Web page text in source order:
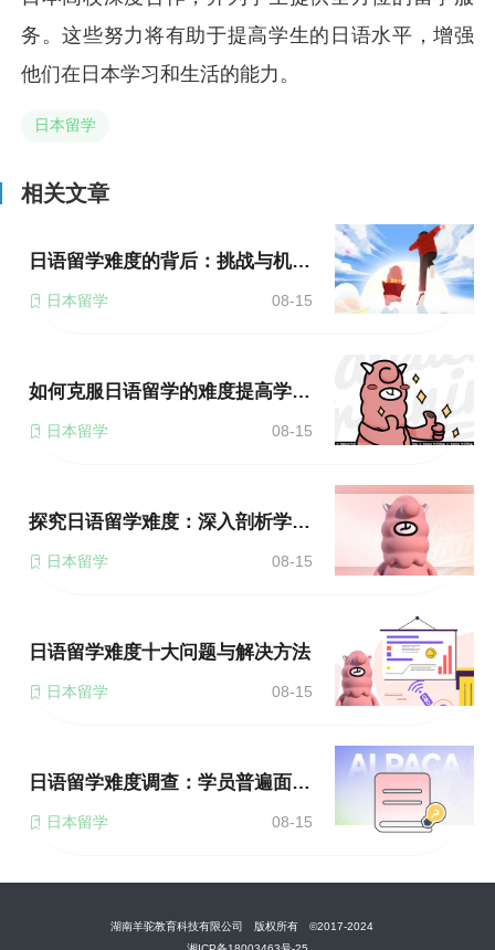
务。这些努力将有助于提高学生的日语水平，增强
他们在日本学习和生活的能力。
日本留学
相关文章
日语留学难度的背后：挑战与机遇并存
日本留学 08-15
如何克服日语留学的难度提高学习效率？
日本留学 08-15
探究日语留学难度：深入剖析学习障碍
日本留学 08-15
日语留学难度十大问题与解决方法
日本留学 08-15
日语留学难度调查：学员普遍面临的困难是什么？
日本留学 08-15
湖南羊驼教育科技有限公司 版权所有 ©2017-2024